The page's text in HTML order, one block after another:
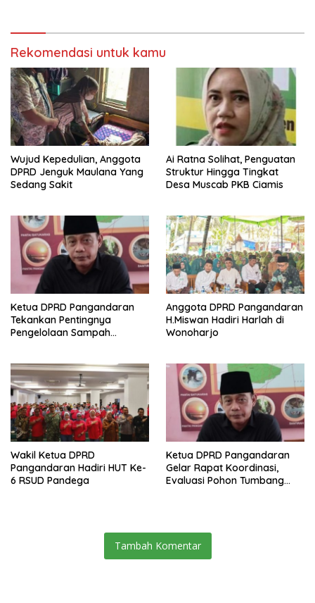
Rekomendasi untuk kamu
Wujud Kepedulian, Anggota
DPRD Jenguk Maulana Yang
Sedang Sakit
Ai Ratna Solihat, Penguatan
Struktur Hingga Tingkat
Ketua DPRD Pangandaran
Tekankan Pentingnya
Pengelolaan Sampah
Anggota DPRD Pangandaran
H.Miswan Hadiri Harlah di
Wonoharjo
Wakil Ketua DPRD
Pangandaran Hadiri HUT Ke-
6 RSUD Pandega
Ketua DPRD Pangandaran
Gelar Rapat Koordinasi,
Evaluasi Pohon Tumbang
Tambah Komentar